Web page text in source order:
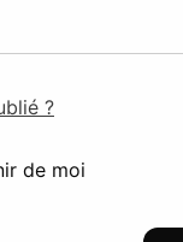
?
de moi